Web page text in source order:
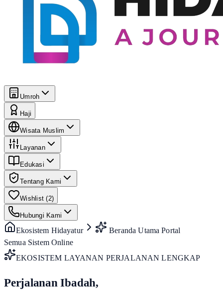
Umroh
Haji
Wisata Muslim
Layanan
Edukasi
Tentang Kami
Wishlist (2)
Hubungi Kami
Ekosistem Hidayatur
Beranda Utama Portal
Semua Sistem Online
EKOSISTEM LAYANAN PERJALANAN LENGKAP
Perjalanan Ibadah,